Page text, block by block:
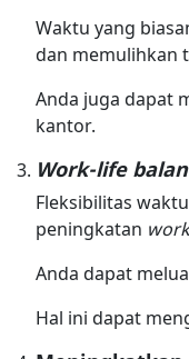
Waktu yang
dan memulihkan
Anda juga dapat
kantor.
Work-life
Fleksibilitas
peningkatan
Anda dapat
Hal ini dapat